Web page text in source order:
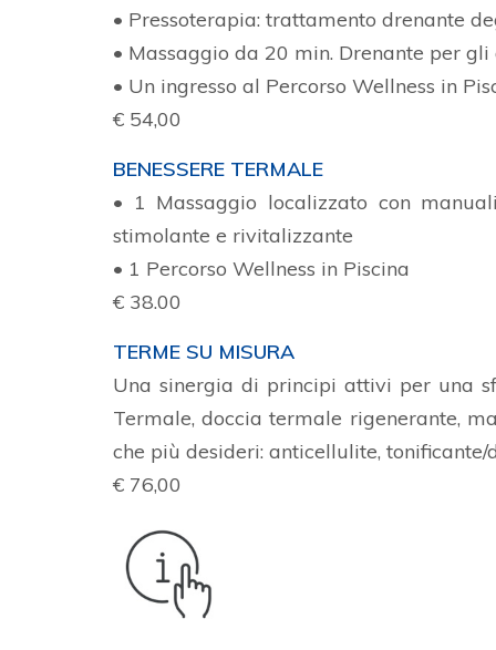
• Pressoterapia: trattamento drenante
• Massaggio da 20 min. Drenante per
• Un ingresso al Percorso Wellness in
€ 54,00
BENESSERE TERMALE
• 1 Massaggio localizzato con
stimolante e rivitalizzante
• 1 Percorso Wellness in Piscina
€ 38.00
TERME SU MISURA
Una sinergia di principi attivi per una
Termale, doccia termale rigenerante,
che più desideri: anticellulite,
€ 76,00